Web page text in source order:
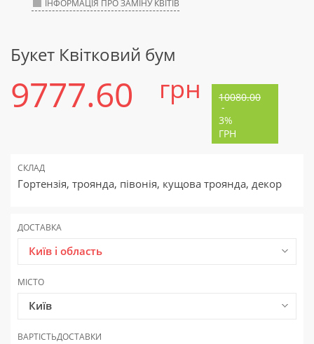
ІНФОРМАЦІЯ ПРО ЗАМІНУ КВІТІВ
Букет Квітковий бум
9777.60 грн 10080.00
-
3%
ГРН
СКЛАД
Гортензія, троянда, півонія, кущова троянда, декор
ДОСТАВКА
Київ і область
МІСТО
Київ
ВАРТІСТЬДОСТАВКИ